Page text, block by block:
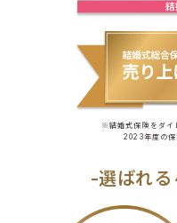
※結婚式保険をダイ
2023年度の保
-選ばれる